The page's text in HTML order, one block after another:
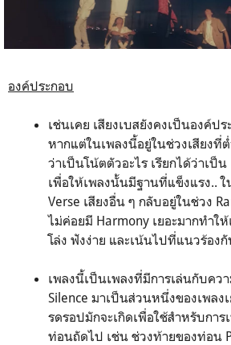
องค์ประกอบ
เช่นเคย เสียงเบสยังคงเป็นองค์ป
หากแต่ในเพลงนี้อยู่ในช่วงเสียงที่
ว่าเป็นโน้ตตัวอะไร เรียกได้ว่าเป็
เพื่อให้เพลงนั้นมีฐานที่แข็งแรง..
Verse เสียงอื่น ๆ กลับอยู่ในช่วง
ไม่ค่อยมี Harmony เยอะมากทำใ
โล่ง ฟังง่าย และเน้นไปที่แนวร้อง
เพลงนี้เป็นเพลงที่มีการเล่นกับคว
Silence มาเป็นส่วนหนึ่งของเพลง
รดรอปมักจะเกิดเพื่อใช้สำหรับกา
ท่อนถัดไป เช่น ช่วงท้ายของท่อน